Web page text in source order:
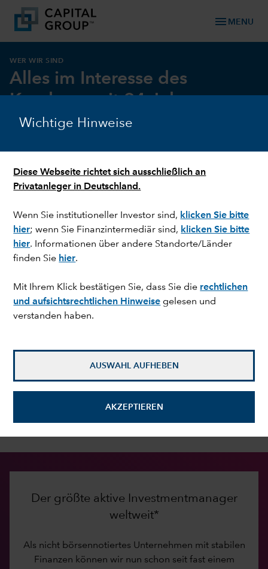
Wichtige Hinweise
Diese Webseite richtet sich ausschließlich an
Privatanleger in Deutschland.
Wenn Sie institutioneller Investor sind, klicken Sie bitte
hier; wenn Sie Finanzintermediär sind, klicken Sie bitte
hier. Informationen über andere Standorte/Länder
finden Sie hier.
Mit Ihrem Klick bestätigen Sie, dass Sie die rechtlichen
und aufsichtsrechtlichen Hinweise gelesen und
verstanden haben.
AUSWAHL AUFHEBEN
AKZEPTIEREN
menu MENU
WER WIR SIND
Alles im Interesse des
Kunden – seit 94 Jahren
Langfristig investieren
Integrität, einem außergewöhnlichen Service und
Der größte aktive Investmentmanager
weltweit*
Als nicht börsennotiertes Unternehmen mit stabilen
Finanzen können wir nun schon seit fast einem